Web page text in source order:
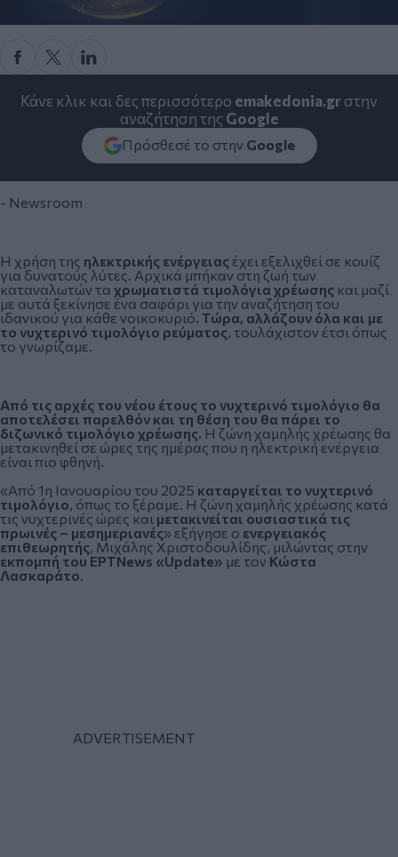
Κάνε κλικ και δες περισσότερο emakedonia.grστην
αναζήτηση της Google
Πρόσθεσέ το στην Google
- Newsroom
Η χρήση της ηλεκτρικής ενέργειας έχει εξελιχθεί σε κουίζ
για δυνατούς λύτες. Αρχικά μπήκαν στη ζωή των
καταναλωτών τα χρωματιστά τιμολόγια χρέωσης και μαζί
με αυτά ξεκίνησε ένα σαφάρι για την αναζήτηση του
ιδανικού για κάθε νοικοκυριό. Τώρα, αλλάζουν όλα και με
το νυχτερινό τιμολόγιο ρεύματος, τουλάχιστον έτσι όπως
το γνωρίζαμε.
Από τις αρχές του νέου έτους το νυχτερινό τιμολόγιο θα
αποτελέσει παρελθόν και τη θέση του θα πάρει το
διζωνικό τιμολόγιο χρέωσης. Η ζώνη χαμηλής χρέωσης θα
μετακινηθεί σε ώρες της ημέρας που η ηλεκτρική ενέργεια
είναι πιο φθηνή.
«Από 1η Ιανουαρίου του 2025 καταργείται το νυχτερινό
τιμολόγιο, όπως το ξέραμε. Η ζώνη χαμηλής χρέωσης κατά
τις νυχτερινές ώρες και μετακινείται ουσιαστικά τις
πρωινές – μεσημεριανές» εξήγησε ο ενεργειακός
επιθεωρητής, Μιχάλης Χριστοδουλίδης, μιλώντας στην
εκπομπή του ΕΡΤNews «Update» με τον Κώστα
Λασκαράτο.